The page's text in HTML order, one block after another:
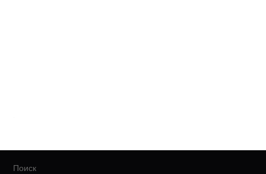
Поиск